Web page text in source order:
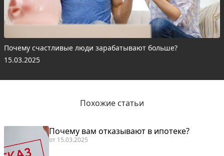
Почему счастливые люди зарабатывают больше?
15.03.2025
Похожие статьи
Почему вам отказывают в ипотеке?
от 15.03.2025